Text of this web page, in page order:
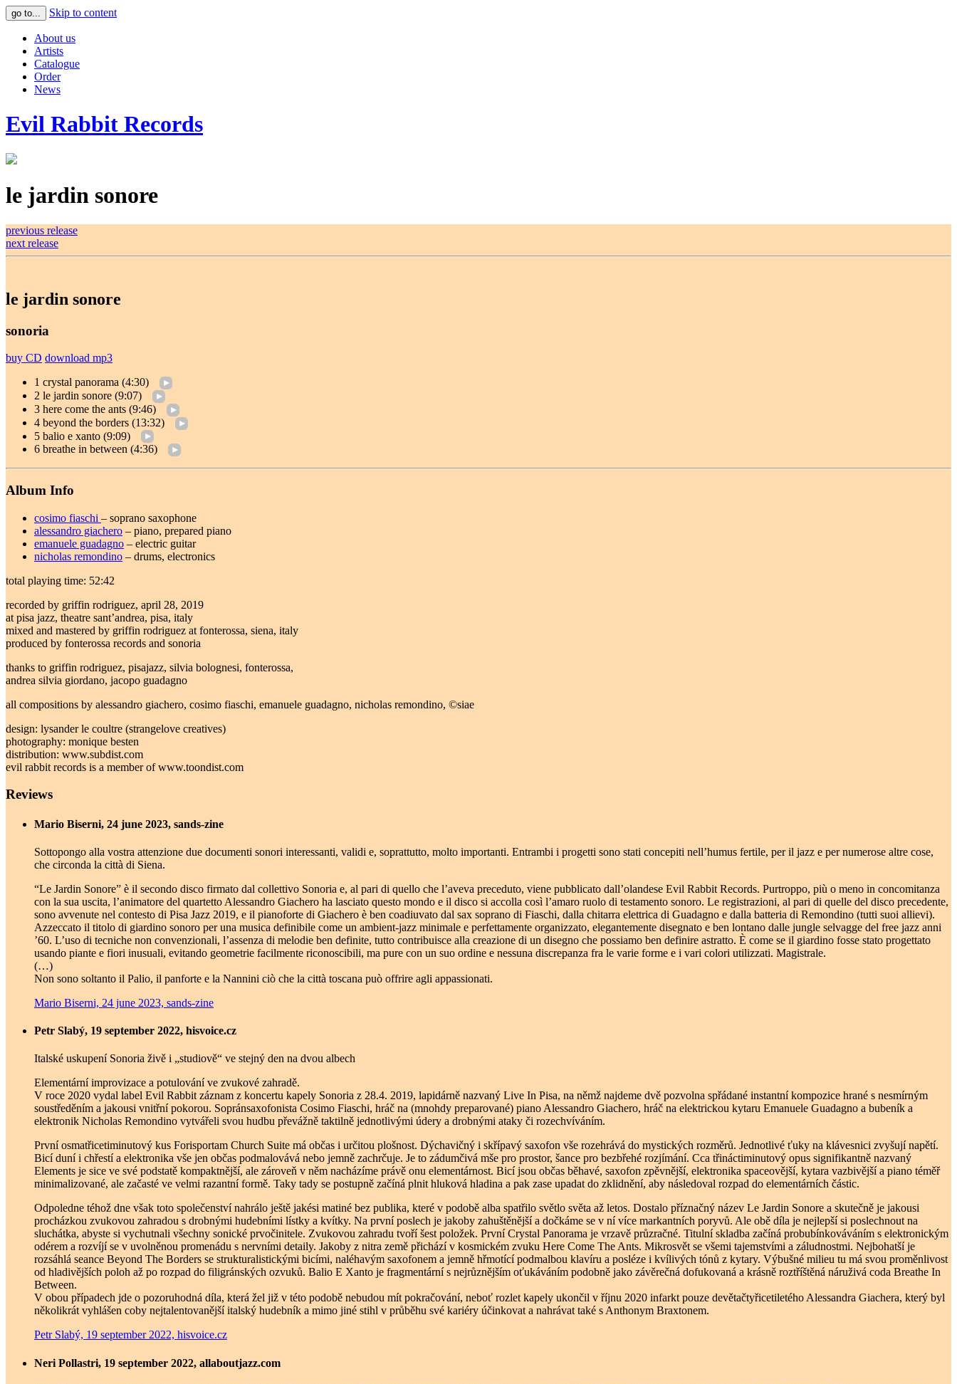
go to... Skip to content
About us
Artists
Catalogue
Order
News
Evil Rabbit Records
le jardin sonore
previous release
next release
le jardin sonore
sonoria
buy CD download mp3
1 crystal panorama (4:30)
2 le jardin sonore (9:07)
3 here come the ants (9:46)
4 beyond the borders (13:32)
5 balio e xanto (9:09)
6 breathe in between (4:36)
Album Info
cosimo fiaschi – soprano saxophone
alessandro giachero – piano, prepared piano
emanuele guadagno – electric guitar
nicholas remondino – drums, electronics
total playing time: 52:42
recorded by griffin rodriguez, april 28, 2019
at pisa jazz, theatre sant’andrea, pisa, italy
mixed and mastered by griffin rodriguez at fonterossa, siena, italy
produced by fonterossa records and sonoria
thanks to griffin rodriguez, pisajazz, silvia bolognesi, fonterossa,
andrea silvia giordano, jacopo guadagno
all compositions by alessandro giachero, cosimo fiaschi, emanuele guadagno, nicholas remondino, ©siae
design: lysander le coultre (strangelove creatives)
photography: monique besten
distribution: www.subdist.com
evil rabbit records is a member of www.toondist.com
Reviews
Mario Biserni, 24 june 2023, sands-zine
Sottopongo alla vostra attenzione due documenti sonori interessanti, validi e, soprattutto, molto importanti. Entrambi i progetti sono stati concepiti nell’humus fertile, per il jazz e per numerose altre cose,
che circonda la città di Siena.
“Le Jardin Sonore” è il secondo disco firmato dal collettivo Sonoria e, al pari di quello che l’aveva preceduto, viene pubblicato dall’olandese Evil Rabbit Records. Purtroppo, più o meno in concomitanza
con la sua uscita, l’animatore del quartetto Alessandro Giachero ha lasciato questo mondo e il disco si accolla così l’amaro ruolo di testamento sonoro. Le registrazioni, al pari di quelle del disco precedente,
sono avvenute nel contesto di Pisa Jazz 2019, e il pianoforte di Giachero è ben coadiuvato dal sax soprano di Fiaschi, dalla chitarra elettrica di Guadagno e dalla batteria di Remondino (tutti suoi allievi).
Azzeccato il titolo di giardino sonoro per una musica definibile come un ambient-jazz minimale e perfettamente organizzato, elegantemente disegnato e ben lontano dalle jungle selvagge del free jazz anni
’60. L’uso di tecniche non convenzionali, l’assenza di melodie ben definite, tutto contribuisce alla creazione di un disegno che possiamo ben definire astratto. È come se il giardino fosse stato progettato
usando piante e fiori inusuali, evitando geometrie facilmente riconoscibili, ma pure con un suo ordine e nessuna discrepanza fra le varie forme e i vari colori utilizzati. Magistrale.
(…)
Non sono soltanto il Palio, il panforte e la Nannini ciò che la città toscana può offrire agli appassionati.
Mario Biserni, 24 june 2023, sands-zine
Petr Slabý, 19 september 2022, hisvoice.cz
Italské uskupení Sonoria živě i „studiově“ ve stejný den na dvou albech
Elementární improvizace a potulování ve zvukové zahradě.
V roce 2020 vydal label Evil Rabbit záznam z koncertu kapely Sonoria z 28.4. 2019, lapidárně nazvaný Live In Pisa, na němž najdeme dvě pozvolna spřádané instantní kompozice hrané s nesmírným
soustředěním a jakousi vnitřní pokorou. Sopránsaxofonista Cosimo Fiaschi, hráč na (mnohdy preparované) piano Alessandro Giachero, hráč na elektrickou kytaru Emanuele Guadagno a bubeník a
elektronik Nicholas Remondino vytvářeli svou hudbu převážně taktilně jednotlivými údery a drobnými ataky či rozechvíváním.
První osmatřicetiminutový kus Forisportam Church Suite má občas i určitou plošnost. Dýchavičný i skřípavý saxofon vše rozehrává do mystických rozměrů. Jednotlivé ťuky na klávesnici zvyšují napětí.
Bicí duní i chřestí a elektronika vše jen občas podmalovává nebo jemně zachrčuje. Je to zádumčivá mše pro prostor, šance pro bezbřehé rozjímání. Cca třináctiminutový opus signifikantně nazvaný
Elements je sice ve své podstatě kompaktnější, ale zároveň v něm nacházíme právě onu elementárnost. Bicí jsou občas běhavé, saxofon zpěvnější, elektronika spaceovější, kytara vazbivější a piano téměř
minimalizované, ale začasté ve velmi razantní formě. Taky tady se postupně začíná plnit hluková hladina a pak zase upadat do zklidnění, aby následoval rozpad do elementárních částic.
Odpoledne téhož dne však toto společenství nahrálo ještě jakési matiné bez publika, které v podobě alba spatřilo světlo světa až letos. Dostalo příznačný název Le Jardin Sonore a skutečně je jakousi
procházkou zvukovou zahradou s drobnými hudebními lístky a kvítky. Na první poslech je jakoby zahuštěnější a dočkáme se v ní více markantních poryvů. Ale obě díla je nejlepší si poslechnout na
sluchátka, abyste si vychutnali všechny sonické prvočinitele. Zvukovou zahradu tvoří šest položek. První Crystal Panorama je vrzavě průzračné. Titulní skladba začíná probubínkováváním s elektronickým
odérem a rozvíjí se v uvolněnou promenádu s nervními detaily. Jakoby z nitra země přichází v kosmickém zvuku Here Come The Ants. Mikrosvět se všemi tajemstvími a záludnostmi. Nejbohatší je
rozsáhlá seance Beyond The Borders se strukturalistickými bicími, naléhavým saxofonem a jemně hřmotící podmalbou klavíru a posléze i kvílivých tónů z kytary. Výbušné milieu tu má svou proměnlivost
od hladivějších poloh až po rozpad do filigránských ozvuků. Balio E Xanto je fragmentární s nejrůznějším oťukáváním podobně jako závěrečná dofukovaná a krásně roztříštěná náruživá coda Breathe In
Between.
V obou případech jde o pozoruhodná díla, která žel již v této podobě nebudou mít pokračování, neboť rozlet kapely ukončil v říjnu 2020 infarkt pouze devětačtyřicetiletého Alessandra Giachera, který byl
několikrát vyhlášen coby nejtalentovanější italský hudebník a mimo jiné stihl v průběhu své kariéry účinkovat a nahrávat také s Anthonym Braxtonem.
Petr Slabý, 19 september 2022, hisvoice.cz
Neri Pollastri, 19 september 2022, allaboutjazz.com